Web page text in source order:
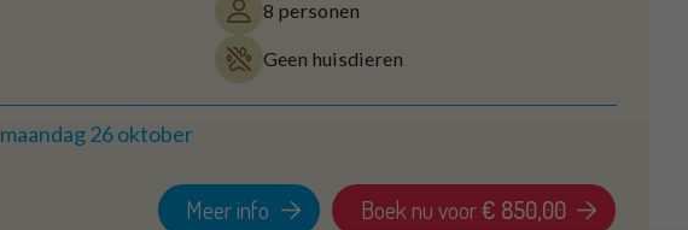
8 personen
Geen huisdieren
maandag 26 oktober
Meer info Boek nu voor€ 850,00